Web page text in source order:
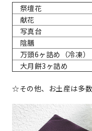
祭壇花
献花
写真台
陰膳
万頭6ヶ詰め（冷凍）
大月餅3ヶ詰め
☆その他、お土産は多数